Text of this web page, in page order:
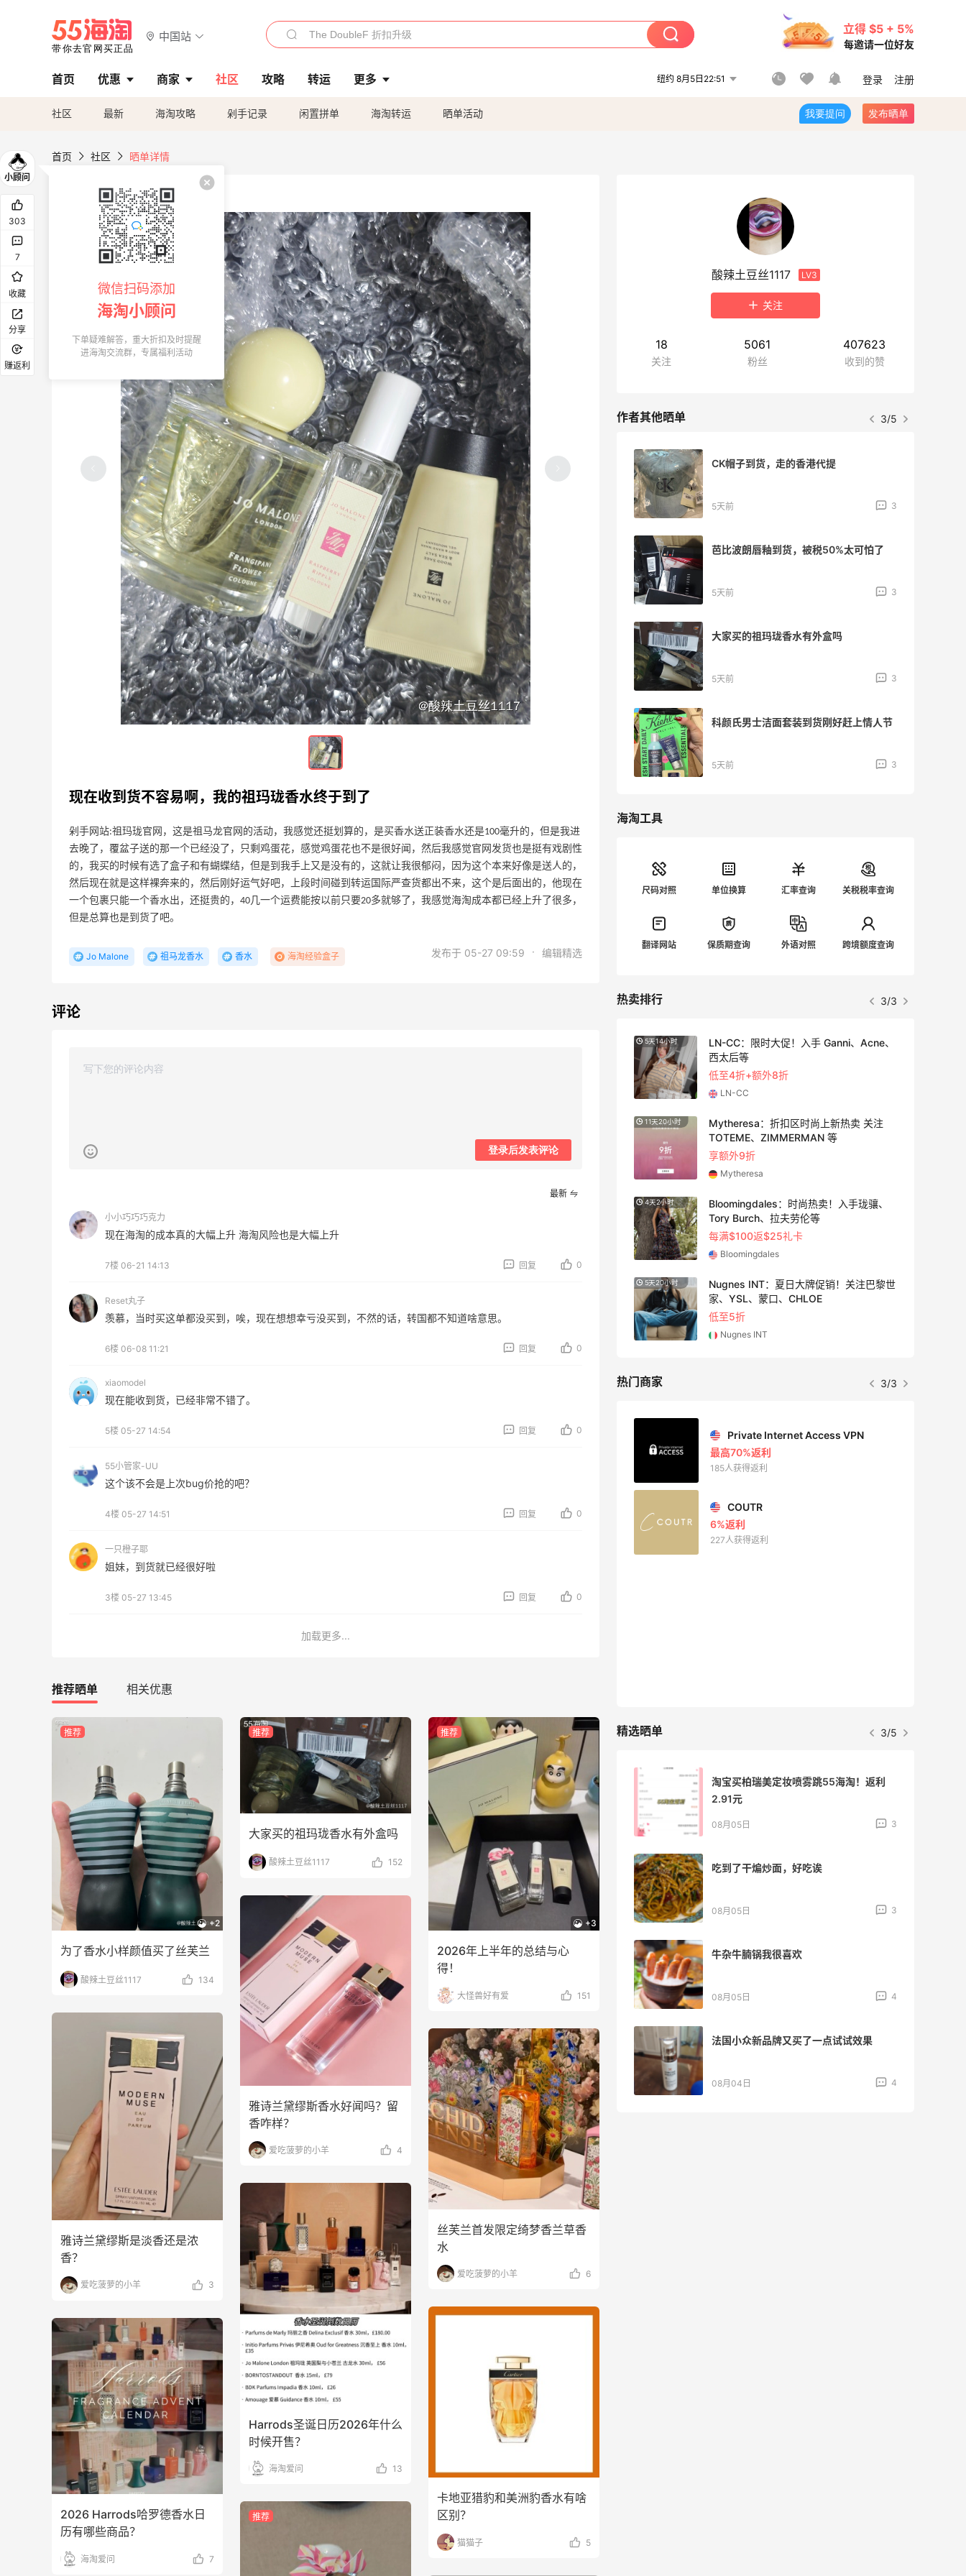
中国站
立得 $5 + 5%
每邀请一位好友
首页 优惠 商家 社区 攻略 转运 更多 纽约 8月5日22:51 登录 注册
社区 最新 海淘攻略 剁手记录 闲置拼单 海淘转运 晒单活动 我要提问 发布晒单
首页 社区 晒单详情
现在收到货不容易啊，我的祖玛珑香水终于到了
剁手网站:祖玛珑官网，这是祖马龙官网的活动，我感觉还挺划算的，是买香水送正装香水还是100毫升的，但是我进
去晚了，覆盆子送的那一个已经没了，只剩鸡蛋花，感觉鸡蛋花也不是很好闻，然后我感觉官网发货也是挺有戏剧性
的，我买的时候有选了盒子和有蝴蝶结，但是到我手上又是没有的，这就让我很郁闷，因为这个本来好像是送人的，
然后现在就是这样裸奔来的，然后刚好运气好吧，上段时间碰到转运国际严查货都出不来，这个是后面出的，他现在
一个包裹只能一个香水出，还挺贵的，40几一个运费能按以前只要20多就够了，我感觉海淘成本都已经上升了很多，
但是总算也是到货了吧。
Jo Malone 祖马龙香水 香水 海淘经验盒子 发布于 05-27 09:59 · 编辑精选
评论
登录后发表评论
最新
小小巧巧巧克力
现在海淘的成本真的大幅上升 海淘风险也是大幅上升
7楼 06-21 14:13 回复 0
Reset丸子
羡慕，当时买这单都没买到，唉，现在想想幸亏没买到，不然的话，转国都不知道啥意思。
6楼 06-08 11:21 回复 0
xiaomodel
现在能收到货，已经非常不错了。
5楼 05-27 14:54 回复 0
55小管家-UU
这个该不会是上次bug价抢的吧？
4楼 05-27 14:51 回复 0
一只橙子耶
姐妹，到货就已经很好啦
3楼 05-27 13:45 回复 0
加载更多...
推荐晒单 相关优惠
推荐
+2
为了香水小样颜值买了丝芙兰
酸辣土豆丝1117 134
雅诗兰黛缪斯是淡香还是浓
香？
爱吃菠萝的小羊 3
2026 Harrods哈罗德香水日
历有哪些商品？
海淘爱问 7
推荐
大家买的祖玛珑香水有外盒吗
酸辣土豆丝1117 152
雅诗兰黛缪斯香水好闻吗？留
香咋样？
爱吃菠萝的小羊 4
Harrods圣诞日历2026年什么
时候开售？
海淘爱问 13
推荐
推荐
+3
2026年上半年的总结与心
得！
大怪兽好有爱 151
丝芙兰首发限定绮梦香兰草香
水
爱吃菠萝的小羊 6
卡地亚猎豹和美洲豹香水有啥
区别？
猫猫子 5
酸辣土豆丝1117 LV3
关注
18
关注
5061
粉丝
407623
收到的赞
作者其他晒单 3/5
2026上半年海淘成果给到一个npc了
3天前 3
冷泡茶很好喝，价格也很便宜，当然还有
返利哦
5天前
7月可以买一单卡诗，养护从头皮开始，
而且返利也很高哦
5天前 3
夏日小裙子少不了，55海淘返利也不少
纸张白龙骧也入手了，Nordstrom周年庆
可以买的还是很多的
mini鸡蛋黄龙骧，真的是谁见谁都觉得可
5天前
实在不知道买什么 就买个鸡蛋黄色龙骧包
5天前
为了香水小样颜值买了丝芙兰
CK帽子到货，走的香港代提
5天前 3
芭比波朗唇釉到货，被税50%太可怕了
5天前 3
大家买的祖玛珑香水有外盒吗
5天前 3
科颜氏男士洁面套装到货刚好赶上情人节
5天前 3
海淘工具
尺码对照 单位换算 汇率查询 关税税率查询
翻译网站 保质期查询 外语对照 跨境额度查询
热卖排行 3/3
低至5折
家、Toteme、西太后等
低至5折
守护宝宝每一步成长
无门槛7.5折
5天14小时
LN-CC：限时大促！入手 Ganni、Acne、
西太后等
低至4折+额外8折
LN-CC
11天20小时
Mytheresa：折扣区时尚上新热卖 关注
TOTEME、ZIMMERMAN 等
享额外9折
Mytheresa
4天2小时
Bloomingdales：时尚热卖！入手珑骧、
Tory Burch、拉夫劳伦等
每满$100返$25礼卡
Bloomingdales
5天20小时
Nugnes INT：夏日大牌促销！关注巴黎世
家、YSL、蒙口、CHLOE
低至5折
Nugnes INT
热门商家 3/3
Mac Duggal
5994人成功下单
最高2%返利
510人获得返利
Private Internet Access VPN
最高70%返利
185人获得返利
COUTR
6%返利
227人获得返利
精选晒单 3/5
碳水快乐｜童年回忆李先生牛肉面🍜
08月06日
户外运动防-晒｜蜜丝婷开挂摇摇乐实测
08月06日 1
Evelom卸妆膏--卸妆膏中的“爱马仕”
3
FWRD黑五2026海淘奢侈品折扣力度大
吗？
FWRD美网2026黑五海淘活动什么时候
开始？
08月05日
【黑五海淘攻略】Bobbi Brown黑五
2026海淘折扣预测！
08月05日
柏瑞美黑瓶和白瓶哪个好用？混油皮选了
08月05日
兰蔻粉金管新色212哪个网站可以海淘？
在线等！
08月05日 2
淘宝买柏瑞美定妆喷雾跳55海淘！返利
2.91元
08月05日 3
吃到了干煸炒面，好吃诶
08月05日 3
牛杂牛腩锅我很喜欢
08月05日 4
法国小众新品牌又买了一点试试效果
08月04日 4
303
7
收藏
分享
赚返利
微信扫码添加
海淘小顾问
下单疑难解答，重大折扣及时提醒
进海淘交流群，专属福利活动